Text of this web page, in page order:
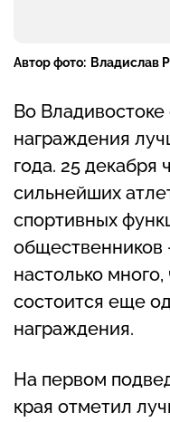
Автор фото: Владислав
Во
награждения
года. 25 декабря
сильнейших
спортивных
общественников
настолько
состоится еще
награждения.
На первом
края отметил